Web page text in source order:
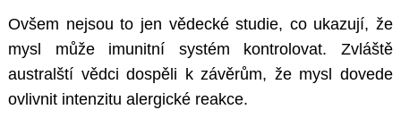
Ovšem nejsou to jen vědecké studie, co ukazují, že
mysl může imunitní systém kontrolovat. Zvláště
australští vědci dospěli k závěrům, že mysl dovede
ovlivnit intenzitu alergické reakce.